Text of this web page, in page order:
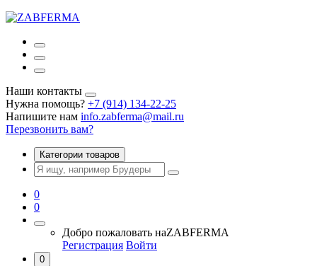
Наши контакты
Нужна помощь? +7 (914) 134-22-25
Напишите нам info.zabferma@mail.ru
Перезвонить вам?
Категории товаров
0
0
Добро пожаловать наZABFERMA
Регистрация Войти
0